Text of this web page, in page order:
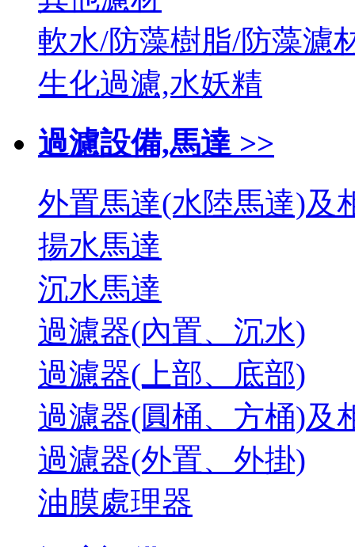
軟水/防藻樹脂/防藻濾
生化過濾,水妖精
過濾設備,馬達 >>
外置馬達(水陸馬達)及
揚水馬達
沉水馬達
過濾器(內置、沉水)
過濾器(上部、底部)
過濾器(圓桶、方桶)及
過濾器(外置、外掛)
油膜處理器